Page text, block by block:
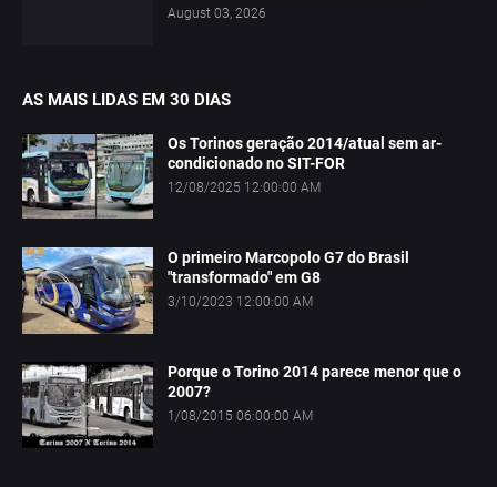
August 03, 2026
AS MAIS LIDAS EM 30 DIAS
Os Torinos geração 2014/atual sem ar-
condicionado no SIT-FOR
12/08/2025 12:00:00 AM
O primeiro Marcopolo G7 do Brasil
"transformado" em G8
3/10/2023 12:00:00 AM
Porque o Torino 2014 parece menor que o
2007?
1/08/2015 06:00:00 AM